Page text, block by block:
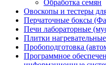
Обработка семян
Овоскопы и тестеры
Перчаточные боксы
Печи лабораторные
Плитки
Пробоподготовка
Программное